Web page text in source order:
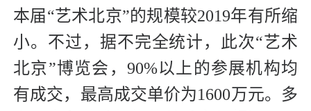
本届“艺术北京”的规模较2019年有所缩
小。不过，据不完全统计，此次“艺术
北京”博览会，90%以上的参展机构均
有成交，最高成交单价为1600万元。多